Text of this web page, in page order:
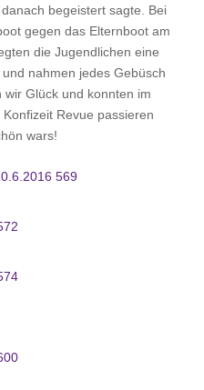
danach begeistert sagte. Bei
gegen das Elternboot am
die Jugendlichen eine
nahmen jedes Gebüsch
Glück und konnten im
Revue passieren
wars!